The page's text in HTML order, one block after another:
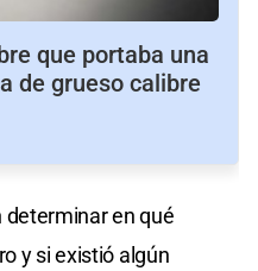
que portaba una
de grueso calibre
en qué
y si existió algún